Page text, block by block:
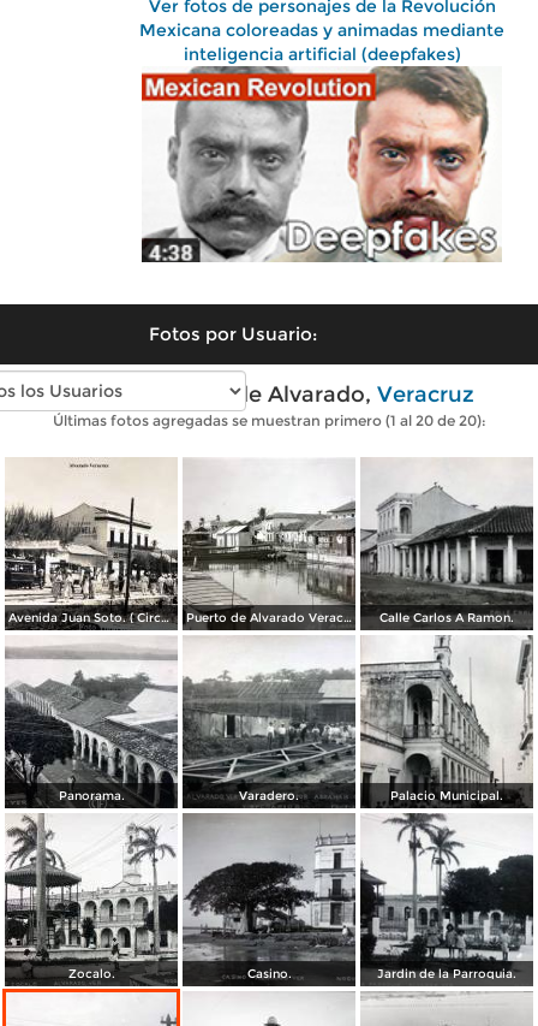
Ver fotos de personajes de la Revolución
Mexicana coloreadas y animadas mediante
inteligencia artificial (deepfakes)
Fotos por Usuario:
Fotos antiguas de Alvarado, Veracruz
Últimas fotos agregadas se muestran primero (1 al 20 de 20):
Avenida Juan Soto. ( Circulada el 30 de Diciembre de 1939 ). Puerto de Alvarado Veracruz ( Circulada el 2 de Julio de 1954 ). Calle Carlos A Ramon.
Panorama. Varadero. Palacio Municipal.
Zocalo. Casino. Jardin de la Parroquia.